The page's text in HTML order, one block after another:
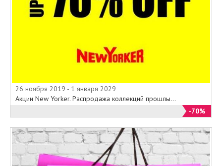
26 ноября 2019 - 1 января 2029
Акции New Yorker. Распродажа коллекций прошлы...
-70%